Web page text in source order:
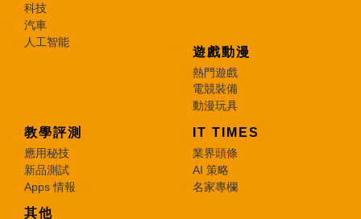
科技
汽車
人工智能
遊戲動漫
熱門遊戲
電競裝備
動漫玩具
教學評測
應用秘技
新品測試
Apps 情報
IT TIMES
業界頭條
AI 策略
名家專欄
其他